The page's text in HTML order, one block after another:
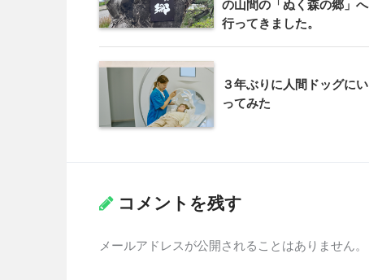
の山間の「ぬく森の郷」へ
行ってきました。
３年ぶりに人間ドッグにい
ってみた
コメントを残す
メールアドレスが公開されることはありません。